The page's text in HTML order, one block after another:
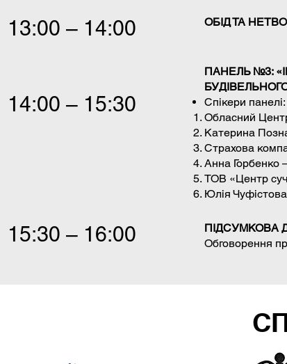
13:00 – 14:00
14:00 – 15:30
ОБІД ТА
ПАНЕЛЬ №3:
Спікери панелі:
Обласний
Катерина
Страхова
Анна Горбенко
ТОВ «Центр
Юлія
15:30 – 16:00
ПІДСУМКОВА
Обговорення